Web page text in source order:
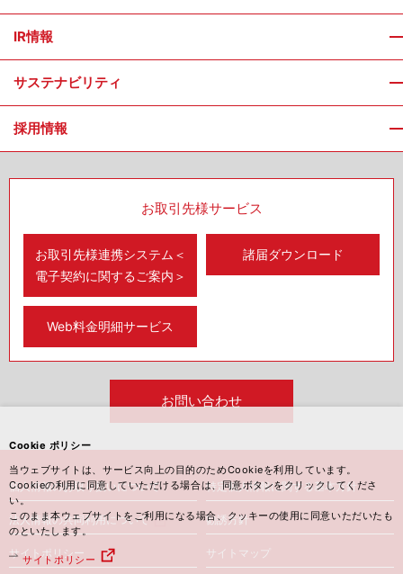
Cookie ポリシー
当ウェブサイトは、サービス向上の目的のためCookieを利用しています。
Cookieの利用に同意していただける場合は、同意ボタンをクリックしてくださ
い。
このまま本ウェブサイトをご利用になる場合、クッキーの使用に同意いただいたも
のといたします。
サイトポリシー
IR情報
サステナビリティ
採用情報
お取引先様サービス
お取引先様連携システム＜
電子契約に関するご案内＞
諸届ダウンロード
Web料金明細サービス
お問い合わせ
個人情報のお取り扱いについて 特定個人情報に関する基本方針
法人情報の共同利用について 勧誘方針
サイトポリシー サイトマップ